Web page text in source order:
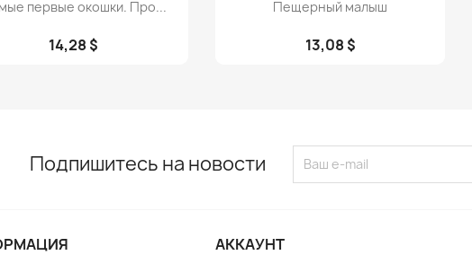
первые окошки. Про...
14,28 $
Пещерный малыш
13,08 $
Подпишитесь на новости
АККАУНТ